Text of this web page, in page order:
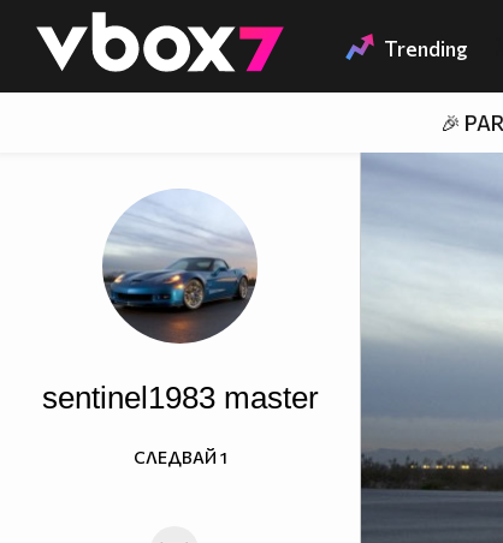
👾 Trending
🎉
sentinel1983 master
СЛЕДВАЙ 1